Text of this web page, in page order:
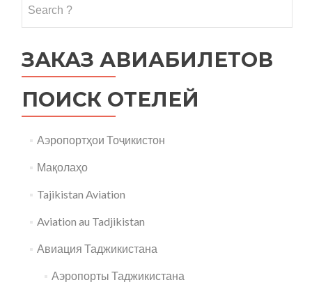
for:
ЗАКАЗ АВИАБИЛЕТОВ
ПОИСК ОТЕЛЕЙ
Аэропортҳои Тоҷикистон
Мақолаҳо
Tajikistan Aviation
Aviation au Tadjikistan
Авиация Таджикистана
Аэропорты Таджикистана